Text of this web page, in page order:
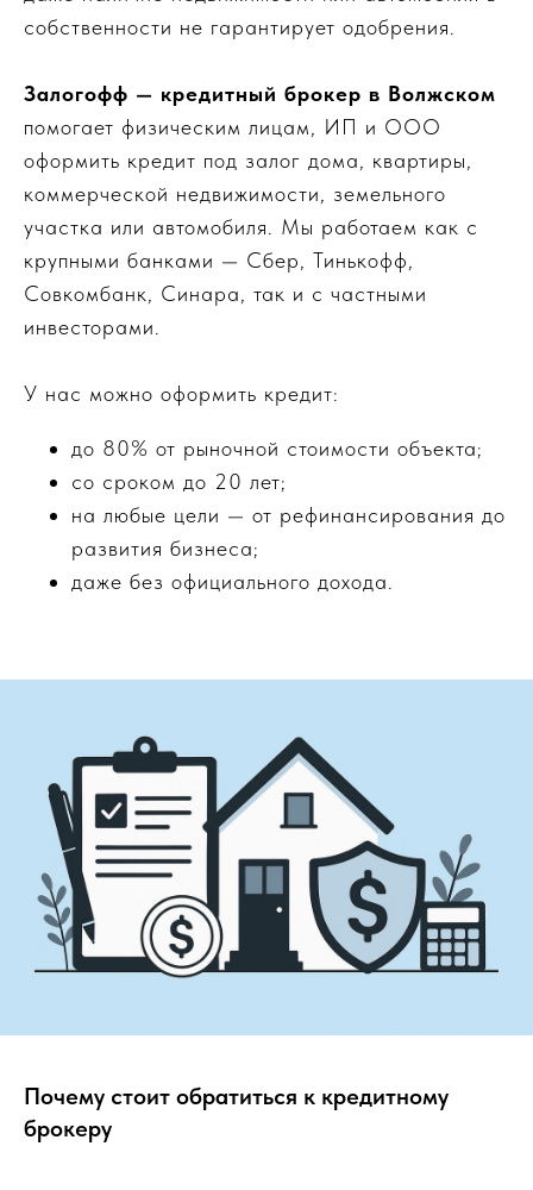
собственности не гарантирует одобрения.
Залогофф — кредитный брокер в Волжском
помогает физическим лицам, ИП и ООО
оформить кредит под залог дома, квартиры,
коммерческой недвижимости, земельного
участка или автомобиля. Мы работаем как с
крупными банками — Сбер, Тинькофф,
Совкомбанк, Синара, так и с частными
инвесторами.
У нас можно оформить кредит:
до 80% от рыночной стоимости объекта;
со сроком до 20 лет;
на любые цели — от рефинансирования до
развития бизнеса;
даже без официального дохода.
Почему стоит обратиться к кредитному
брокеру